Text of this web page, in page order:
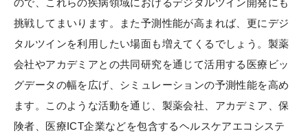
挑戦してまいります。また予測性能が高まれば、更にデジ
タルツインを利用したい場面も増えてくるでしょう。製薬
会社やアカデミアとの共同研究を通じて活用する医療ビッ
グデータの幅を広げ、シミュレーションの予測性能を高め
ます。このような活動を通じ、製薬会社、アカデミア、保
険者、医療ICT企業などを包含するヘルスケアエコシステ